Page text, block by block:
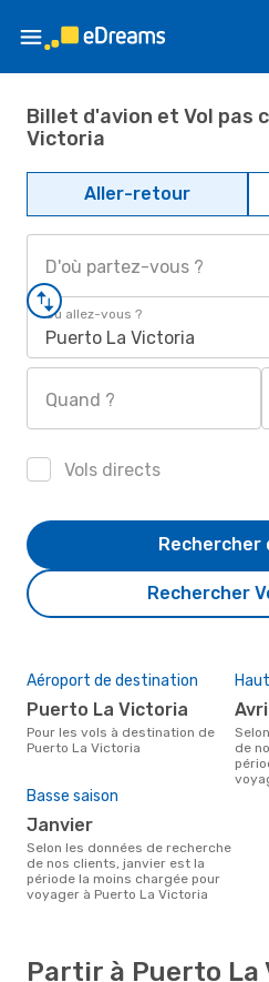
Billet d'avion et Vol pas
Victoria
Aller-retour
D'où partez-vous ?
Où allez-vous ?
Puerto La Victoria
Quand ?
Vols directs
Rechercher
Rechercher
Aéroport de destination
Puerto La Victoria
Pour les vols à destination de
Puerto La Victoria
Selon les données de recherche
de
Basse saison
janvier
Selon les données de recherche
de nos clients, janvier est la
période la moins chargée pour
voyager à Puerto La Victoria
Partir à Puerto La